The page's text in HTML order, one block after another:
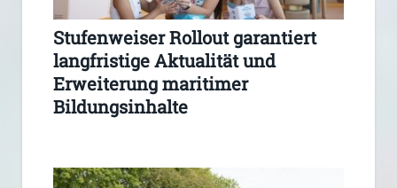
Stufenweiser Rollout garantiert
langfristige Aktualität und
Erweiterung maritimer
Bildungsinhalte